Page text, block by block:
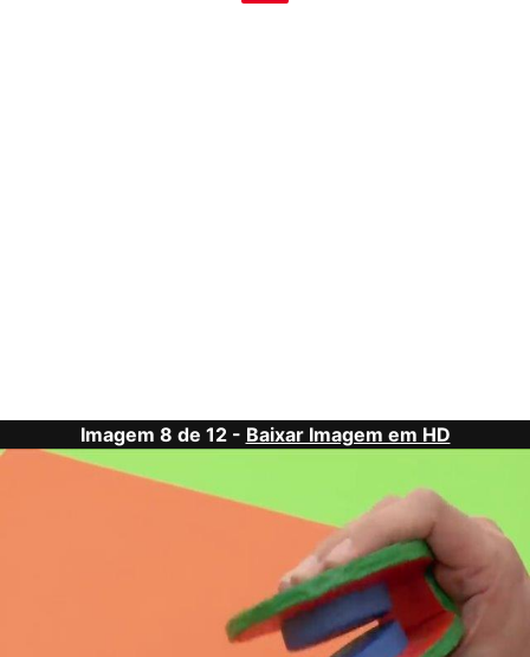
Imagem 8 de 12 - Baixar Imagem em HD